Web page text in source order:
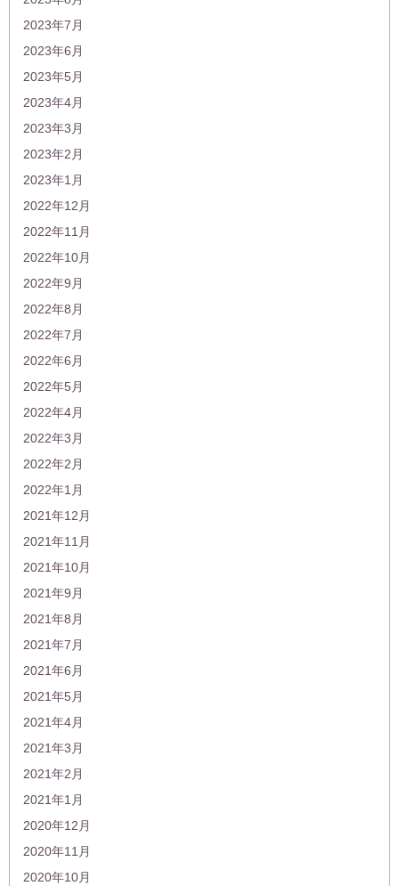
2023年7月
2023年6月
2023年5月
2023年4月
2023年3月
2023年2月
2023年1月
2022年12月
2022年11月
2022年10月
2022年9月
2022年8月
2022年7月
2022年6月
2022年5月
2022年4月
2022年3月
2022年2月
2022年1月
2021年12月
2021年11月
2021年10月
2021年9月
2021年8月
2021年7月
2021年6月
2021年5月
2021年4月
2021年3月
2021年2月
2021年1月
2020年12月
2020年11月
2020年10月